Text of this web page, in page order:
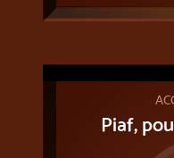
Piaf,